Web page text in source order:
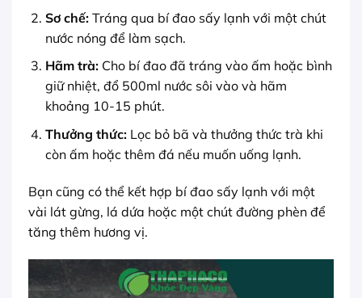
Sơ chế:Tráng qua bí đao sấy lạnh với một chút
nước nóng để làm sạch.
Hãm trà:Cho bí đao đã tráng vào ấm hoặc bình
giữ nhiệt, đổ 500ml nước sôi vào và hãm
khoảng 10-15 phút.
Thưởng thức:Lọc bỏ bã và thưởng thức trà khi
còn ấm hoặc thêm đá nếu muốn uống lạnh.
Bạn cũng có thể kết hợp bí đao sấy lạnh với một
vài lát gừng, lá dứa hoặc một chút đường phèn để
tăng thêm hương vị.